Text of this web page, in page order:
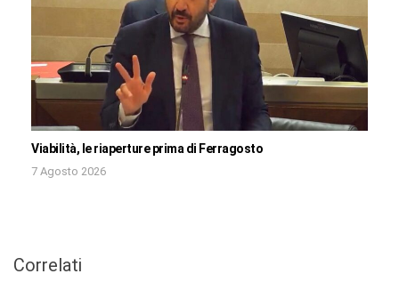
Viabilità, le riaperture prima di Ferragosto
7 Agosto 2026
Correlati